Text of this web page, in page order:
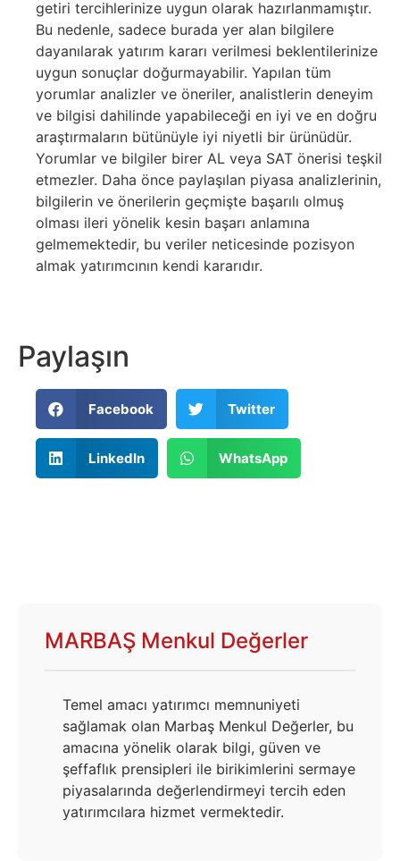
getiri tercihlerinize uygun olarak hazırlanmamıştır.
Bu nedenle, sadece burada yer alan bilgilere
dayanılarak yatırım kararı verilmesi beklentilerinize
uygun sonuçlar doğurmayabilir. Yapılan tüm
yorumlar analizler ve öneriler, analistlerin deneyim
ve bilgisi dahilinde yapabileceği en iyi ve en doğru
araştırmaların bütünüyle iyi niyetli bir ürünüdür.
Yorumlar ve bilgiler birer AL veya SAT önerisi teşkil
etmezler. Daha önce paylaşılan piyasa analizlerinin,
bilgilerin ve önerilerin geçmişte başarılı olmuş
olması ileri yönelik kesin başarı anlamına
gelmemektedir, bu veriler neticesinde pozisyon
almak yatırımcının kendi kararıdır.
Paylaşın
Facebook Twitter
LinkedIn WhatsApp
MARBAŞ Menkul Değerler
Temel amacı yatırımcı memnuniyeti
sağlamak olan Marbaş Menkul Değerler, bu
amacına yönelik olarak bilgi, güven ve
şeffaflık prensipleri ile birikimlerini sermaye
piyasalarında değerlendirmeyi tercih eden
yatırımcılara hizmet vermektedir.